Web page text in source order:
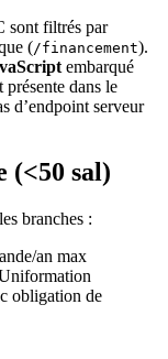
sont filtrés par
(/financement).
embarqué
dans le
d’endpoint serveur
(<50 sal)
branches :
an max
obligation de